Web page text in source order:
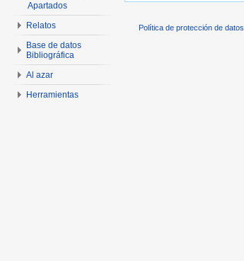
Apartados
Relatos
Base de datos
Bibliográfica
Al azar
Herramientas
Política de protección de datos